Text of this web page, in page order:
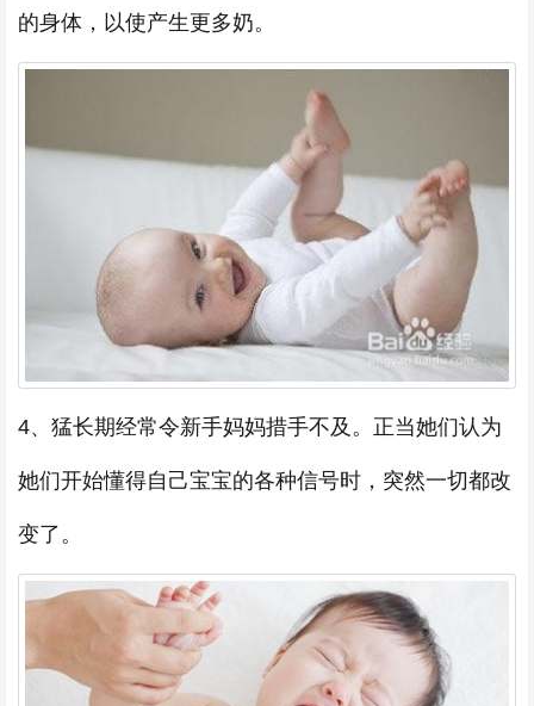
的身体，以使产生更多奶。
4、猛长期经常令新手妈妈措手不及。正当她们认为
她们开始懂得自己宝宝的各种信号时，突然一切都改
变了。